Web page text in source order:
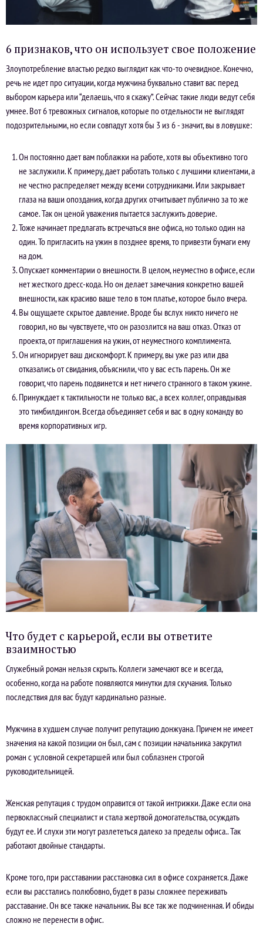
6 признаков, что он использует свое положение
Злоупотребление властью редко выглядит как что-то очевидное. Конечно,
речь не идет про ситуации, когда мужчина буквально ставит вас перед
выбором карьера или “делаешь, что я скажу”. Сейчас такие люди ведут себя
умнее. Вот 6 тревожных сигналов, которые по отдельности не выглядят
подозрительными, но если совпадут хотя бы 3 из 6 - значит, вы в ловушке:
Он постоянно дает вам поблажки на работе, хотя вы объективно того
не заслужили. К примеру, дает работать только с лучшими клиентами, а
не честно распределяет между всеми сотрудниками. Или закрывает
глаза на ваши опоздания, когда других отчитывает публично за то же
самое. Так он ценой уважения пытается заслужить доверие.
Тоже начинает предлагать встречаться вне офиса, но только один на
один. То пригласить на ужин в позднее время, то привезти бумаги ему
на дом.
Опускает комментарии о внешности. В целом, неуместно в офисе, если
нет жесткого дресс-кода. Но он делает замечания конкретно вашей
внешности, как красиво ваше тело в том платье, которое было вчера.
Вы ощущаете скрытое давление. Вроде бы вслух никто ничего не
говорил, но вы чувствуете, что он разозлится на ваш отказ. Отказ от
проекта, от приглашения на ужин, от неуместного комплимента.
Он игнорирует ваш дискомфорт. К примеру, вы уже раз или два
отказались от свидания, объяснили, что у вас есть парень. Он же
говорит, что парень подвинется и нет ничего странного в таком ужине.
Принуждает к тактильности не только вас, а всех коллег, оправдывая
это тимбилдингом. Всегда объединяет себя и вас в одну команду во
время корпоративных игр.
Что будет с карьерой, если вы ответите
взаимностью
Служебный роман нельзя скрыть. Коллеги замечают все и всегда,
особенно, когда на работе появляются минутки для скучания. Только
последствия для вас будут кардинально разные.
Мужчина в худшем случае получит репутацию донжуана. Причем не имеет
значения на какой позиции он был, сам с позиции начальника закрутил
роман с условной секретаршей или был соблазнен строгой
руководительницей.
Женская репутация с трудом оправится от такой интрижки. Даже если она
первоклассный специалист и стала жертвой домогательства, осуждать
будут ее. И слухи эти могут разлететься далеко за пределы офиса.. Так
работают двойные стандарты.
Кроме того, при расставании расстановка сил в офисе сохраняется. Даже
если вы расстались полюбовно, будет в разы сложнее переживать
расставание. Он все также начальник. Вы все так же подчиненная. И обиды
сложно не перенести в офис.